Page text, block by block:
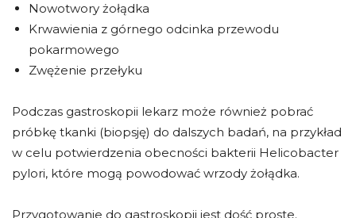
Nowotwory żołądka
Krwawienia z górnego odcinka przewodu
pokarmowego
Zwężenie przełyku
Podczas gastroskopii lekarz może również pobrać
próbkę tkanki (biopsję) do dalszych badań, na przykład
w celu potwierdzenia obecności bakterii Helicobacter
pylori, które mogą powodować wrzody żołądka.
Przygotowanie do gastroskopii jest dość proste.